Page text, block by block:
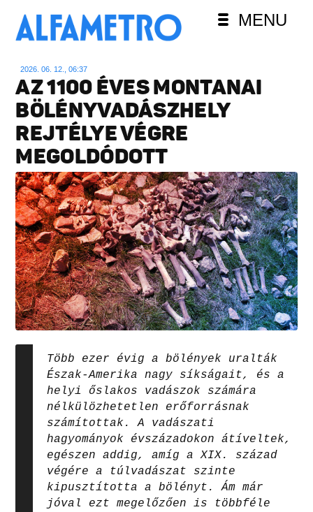
MENU
2026. 06. 12., 06:37
AZ 1100 ÉVES MONTANAI
BÖLÉNYVADÁSZHELY
REJTÉLYE VÉGRE
MEGOLDÓDOTT
Több ezer évig a bölények uralták
Észak-Amerika nagy síkságait, és a
helyi őslakos vadászok számára
nélkülözhetetlen erőforrásnak
számítottak. A vadászati
hagyományok évszázadokon átíveltek,
egészen addig, amíg a XIX. század
végére a túlvadászat szinte
kipusztította a bölényt. Ám már
jóval ezt megelőzően is többféle